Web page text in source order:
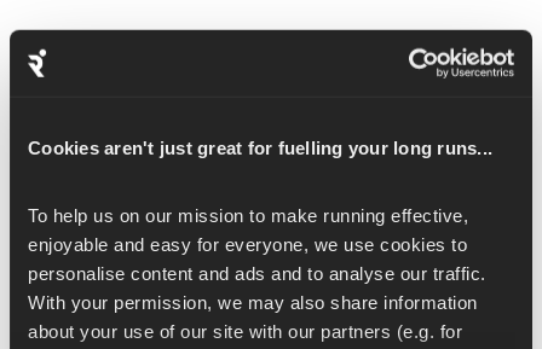
Cookies aren't just great for fuelling your long runs...
To help us on our mission to make running effective,
enjoyable and easy for everyone, we use cookies to
personalise content and ads and to analyse our traffic.
With your permission, we may also share information
about your use of our site with our partners (e.g. for
Oberschenkelmuskeln werden durch die
Mach's so, dass du die Stange mit den Händen, die nur ein
bisschen weiter als schulterbreit auseinander sind, an den
Körper ziehst. Von hier aus drückst du die Stange nach oben,